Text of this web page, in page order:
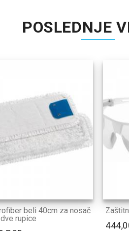
POSLEDNJE
beli 40cm za nosač
rupice